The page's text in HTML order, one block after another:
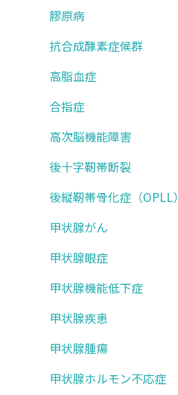
膠原病
抗合成酵素症候群
高脂血症
合指症
高次脳機能障害
後十字靭帯断裂
後縦靭帯骨化症（OPLL）
甲状腺がん
甲状腺眼症
甲状腺機能低下症
甲状腺疾患
甲状腺腫瘍
甲状腺ホルモン不応症